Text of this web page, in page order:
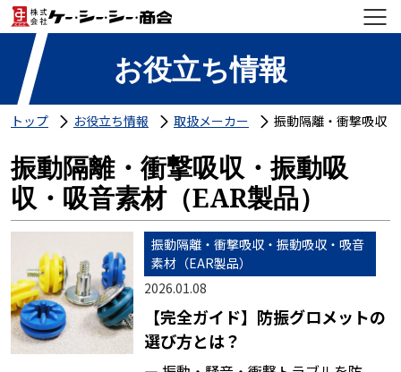
お役立ち情報
トップ お役立ち情報 取扱メーカー 振動隔離・衝撃吸収
振動隔離・衝撃吸収・振動吸
収・吸音素材（EAR製品）
振動隔離・衝撃吸収・振動吸収・吸音
素材（EAR製品）
2026.01.08
【完全ガイド】防振グロメットの
選び方とは？